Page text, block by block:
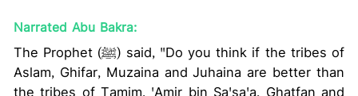
Narrated Abu Bakra:
The Prophet (ﷺ) said, "Do you think if the tribes of
Aslam, Ghifar, Muzaina and Juhaina are better than